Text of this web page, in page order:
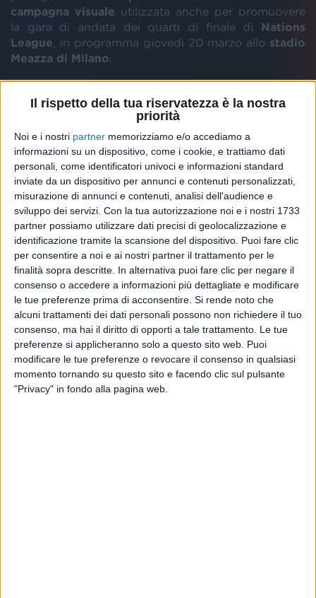
Il rispetto della tua riservatezza è la nostra
priorità
Noi e i nostri partner memorizziamo e/o accediamo a
informazioni su un dispositivo, come i cookie, e trattiamo dati
personali, come identificatori univoci e informazioni standard
inviate da un dispositivo per annunci e contenuti personalizzati,
misurazione di annunci e contenuti, analisi dell'audience e
sviluppo dei servizi. Con la tua autorizzazione noi e i nostri 1733
partner possiamo utilizzare dati precisi di geolocalizzazione e
identificazione tramite la scansione del dispositivo. Puoi fare clic
per consentire a noi e ai nostri partner il trattamento per le
finalità sopra descritte. In alternativa puoi fare clic per negare il
consenso o accedere a informazioni più dettagliate e modificare
le tue preferenze prima di acconsentire. Si rende noto che
alcuni trattamenti dei dati personali possono non richiedere il tuo
consenso, ma hai il diritto di opporti a tale trattamento. Le tue
preferenze si applicheranno solo a questo sito web. Puoi
modificare le tue preferenze o revocare il consenso in qualsiasi
momento tornando su questo sito e facendo clic sul pulsante
"Privacy" in fondo alla pagina web.
campagna visuale utilizzata anche per promuovere
la gara di andata dei quarti di finale di
Nations
League , in programma giovedì 20 marzo allo stadio
Meazza di Milano
La strategia punta a valorizzare il
Nazionalidi calcio, con l’obiettivo di espandere la
, incrementare l’
sui diversi touchpoint, sviluppando iniziative
coinvolgenti e innovative di intrattenimento. Nei
prossimitre anni, la progettualità mira a potenziare
l’appeal commerciale delleNazionali, consolidando il
e garantendo la sua identità e la sua unicità.